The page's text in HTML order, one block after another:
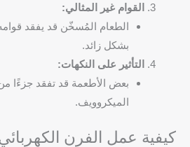
القوام غير المثالي:
الطعام المُسخّن قد يفقد
بشكل زائد.
التأثير على النكهات:
بعض الأطعمة قد تفقد جزءًا
الميكروويف.
كيفية عمل الفرن